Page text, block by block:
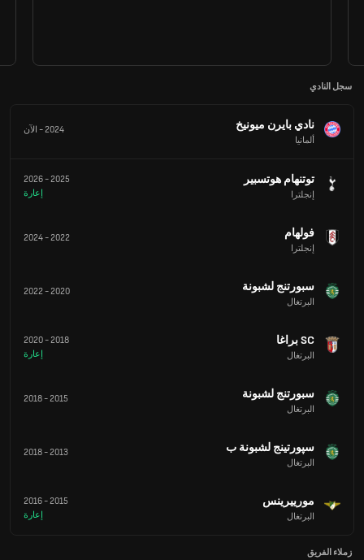
سجل النادي
نادي بايرن ميونيخ
ألمانيا
2024
- الآن
توتنهام هوتسبير
إنجلترا
2025
-
2026
إعارة
فولهام
إنجلترا
2022
-
2024
سبورتنج لشبونة
البرتغال
2020
-
2022
SC براغا
البرتغال
2018
-
2020
إعارة
سبورتنج لشبونة
البرتغال
2015
-
2018
سپورتينج لشبونة ب
البرتغال
2013
-
2018
مورييرينس
البرتغال
2015
-
2016
إعارة
زملاء الفريق